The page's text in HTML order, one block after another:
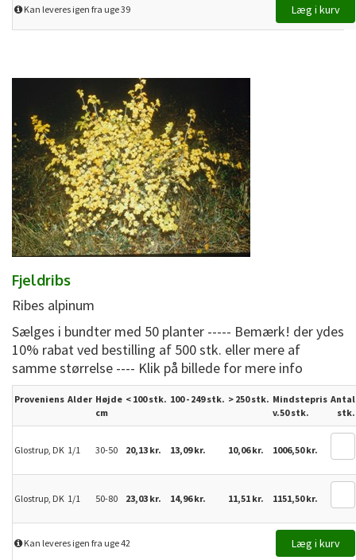
Kan leveres igen fra uge 39
Fjeldribs
Ribes alpinum
Sælges i bundter med 50 planter ----- Bemærk! der ydes
10% rabat ved bestilling af 500 stk. eller mere af
samme størrelse ---- Klik på billede for mere info
Proveniens Alder Højde
cm
< 100 stk. 100 - 249 stk. > 250stk. Mindstepris
v.50 stk.
Antal
stk.
Glostrup, DK 1/1 30-50 20,13 kr. 13,09 kr. 10,06 kr. 1006,50 kr.
Glostrup, DK 1/1 50-80 23,03 kr. 14,96 kr. 11,51 kr. 1151,50 kr.
Kan leveres igen fra uge 42